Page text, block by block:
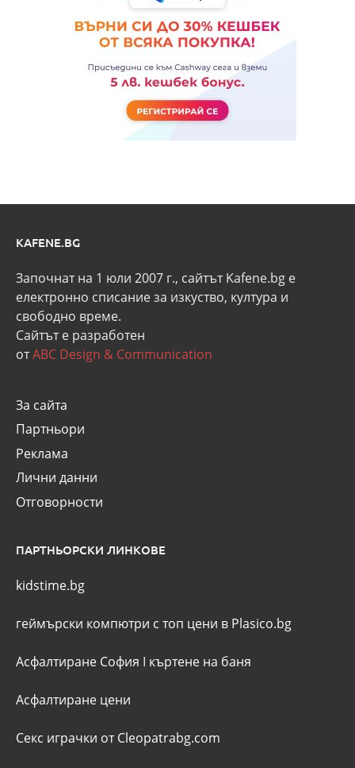
KAFENE.BG
Започнат на 1 юли 2007 г., сайтът Kafene.bg e
eлектронно списание за изкуство, култура и
свободно време.
Сайтът е разработен
отABC Design & Communication
За сайта
Партньори
Реклама
Лични данни
Отговорности
ПАРТНЬОРСКИ ЛИНКОВЕ
kidstime.bg
геймърски компютри с топ цени в Plasico.bg
Асфалтиране София I къртене на баня
Асфалтиране цени
Секс играчки от Cleopatrabg.com